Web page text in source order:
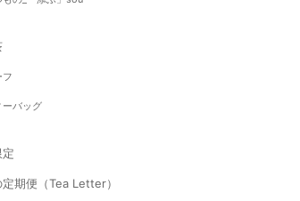
フ
ーバッグ
期便（Tea Letter）